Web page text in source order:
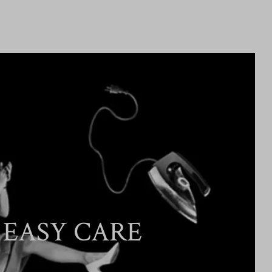
EASY CARE